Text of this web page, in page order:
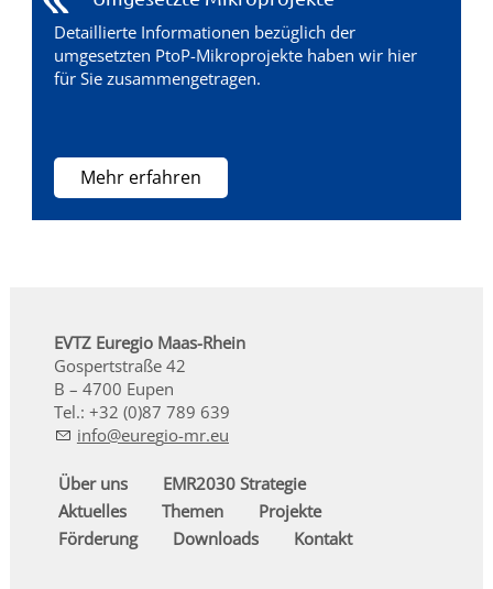
Detaillierte Informationen bezüglich der
umgesetzten PtoP-Mikroprojekte haben wir hier
für Sie zusammengetragen.
Mehr erfahren
EVTZ Euregio Maas-Rhein
Gospertstraße 42
B – 4700 Eupen
Tel.: +32 (0)87 789 639
nf
r g -mr
Über uns
EMR2030 Strategie
Aktuelles
Themen
Projekte
Förderung
Downloads Kontakt